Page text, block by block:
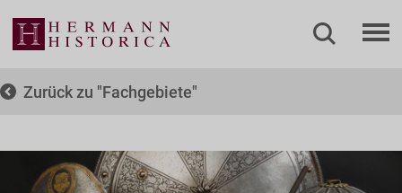
Zurück zu Fachgebiete